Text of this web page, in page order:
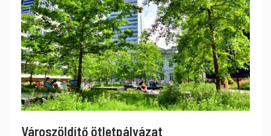
Városzöldítő ötletpályázat